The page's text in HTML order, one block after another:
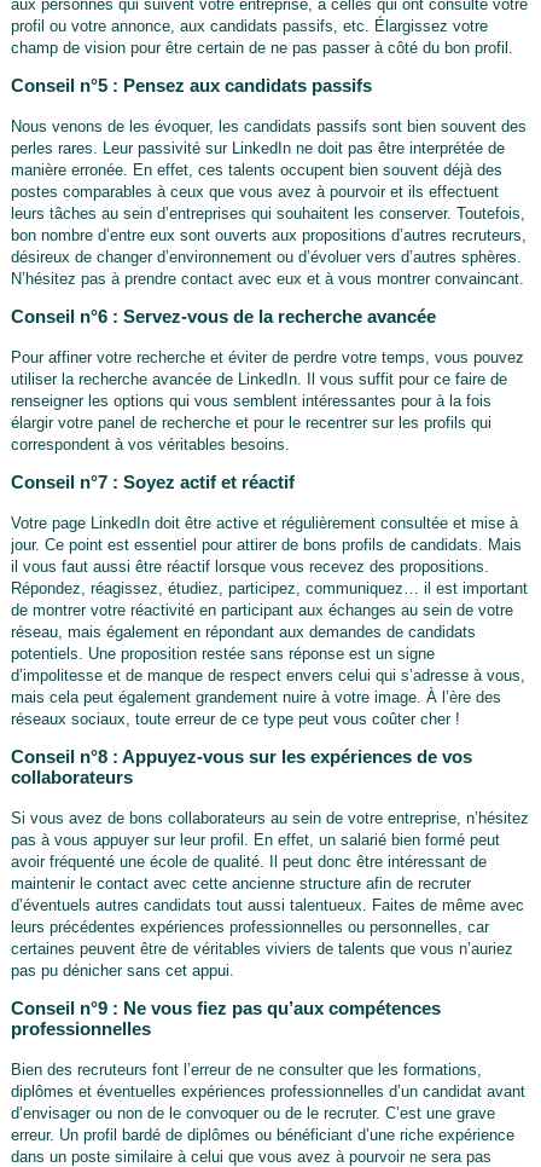
aux personnes qui suivent votre entreprise, à celles qui ont consulté votre
profil ou votre annonce, aux candidats passifs, etc. Élargissez votre
champ de vision pour être certain de ne pas passer à côté du bon profil.
Conseil n°5 : Pensez aux candidats passifs
Nous venons de les évoquer, les candidats passifs sont bien souvent des
perles rares. Leur passivité sur LinkedIn ne doit pas être interprétée de
manière erronée. En effet, ces talents occupent bien souvent déjà des
postes comparables à ceux que vous avez à pourvoir et ils effectuent
leurs tâches au sein d’entreprises qui souhaitent les conserver. Toutefois,
bon nombre d’entre eux sont ouverts aux propositions d’autres recruteurs,
désireux de changer d’environnement ou d’évoluer vers d’autres sphères.
N’hésitez pas à prendre contact avec eux et à vous montrer convaincant.
Conseil n°6 : Servez-vous de la recherche avancée
Pour affiner votre recherche et éviter de perdre votre temps, vous pouvez
utiliser la recherche avancée de LinkedIn. Il vous suffit pour ce faire de
renseigner les options qui vous semblent intéressantes pour à la fois
élargir votre panel de recherche et pour le recentrer sur les profils qui
correspondent à vos véritables besoins.
Conseil n°7 : Soyez actif et réactif
Votre page LinkedIn doit être active et régulièrement consultée et mise à
jour. Ce point est essentiel pour attirer de bons profils de candidats. Mais
il vous faut aussi être réactif lorsque vous recevez des propositions.
Répondez, réagissez, étudiez, participez, communiquez… il est important
de montrer votre réactivité en participant aux échanges au sein de votre
réseau, mais également en répondant aux demandes de candidats
potentiels. Une proposition restée sans réponse est un signe
d’impolitesse et de manque de respect envers celui qui s’adresse à vous,
mais cela peut également grandement nuire à votre image. À l’ère des
réseaux sociaux, toute erreur de ce type peut vous coûter cher !
Conseil n°8 : Appuyez-vous sur les expériences de vos
collaborateurs
Si vous avez de bons collaborateurs au sein de votre entreprise, n’hésitez
pas à vous appuyer sur leur profil. En effet, un salarié bien formé peut
avoir fréquenté une école de qualité. Il peut donc être intéressant de
maintenir le contact avec cette ancienne structure afin de recruter
d’éventuels autres candidats tout aussi talentueux. Faites de même avec
leurs précédentes expériences professionnelles ou personnelles, car
certaines peuvent être de véritables viviers de talents que vous n’auriez
pas pu dénicher sans cet appui.
Conseil n°9 : Ne vous fiez pas qu’aux compétences
professionnelles
Bien des recruteurs font l’erreur de ne consulter que les formations,
diplômes et éventuelles expériences professionnelles d’un candidat avant
d’envisager ou non de le convoquer ou de le recruter. C’est une grave
erreur. Un profil bardé de diplômes ou bénéficiant d’une riche expérience
dans un poste similaire à celui que vous avez à pourvoir ne sera pas